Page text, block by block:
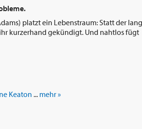
platzt ein Lebenstraum: Statt der lang
kurzerhand gekündigt. Und nahtlos fügt
Keaton ... mehr »